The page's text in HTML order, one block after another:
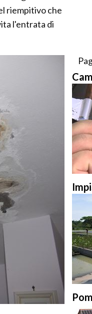
riempitivo che
l'entrata di